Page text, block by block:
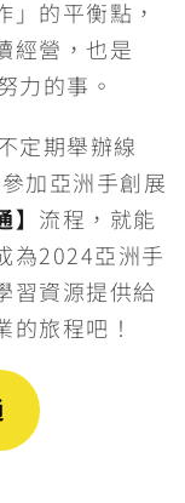
的平衡點，
經營，也是
力的事。
定期舉辦線
加亞洲手創展
流程，就能
為2024亞洲手
習資源提供給
旅程吧！